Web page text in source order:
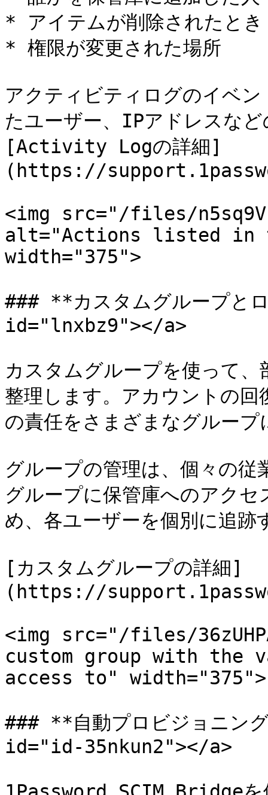
* アイテムが削除されたとき
* 権限が変更された場所
アクティビティログのイベ
たユーザー、IPアドレスな
[Activity Logの詳細]
(https://
<img src="/files/
alt="Actions listed in
width="375">
### **カスタムグループ
id="lnxbz9"></a>
カスタムグループを使って
整理します。アカウントの
の責任をさまざまなグループ
グループの管理は、個々の
グループに保管庫へのアク
め、各ユーザーを個別に追跡
[カスタムグループの詳細]
(https://
<img src="/files/
custom group with the
access to" width="375">
### **自動プロビジョニ
id="id-35nkun2"></a>